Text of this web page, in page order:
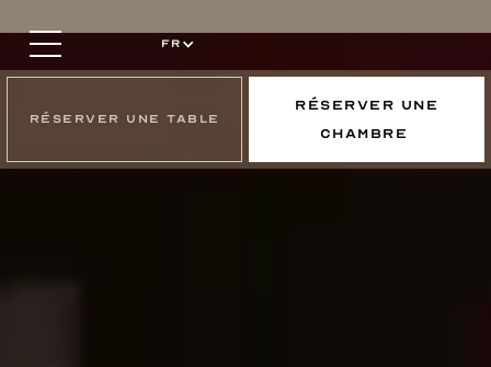
FR
RÉSERVER UNE
CHAMBRE
RÉSERVER UNE TABLE